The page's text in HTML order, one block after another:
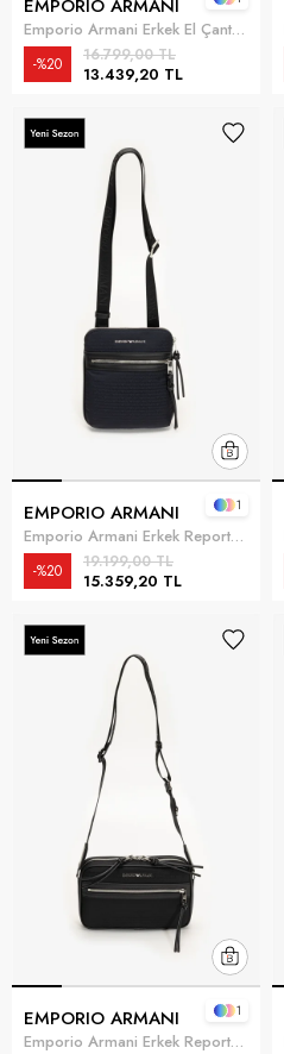
EMPORIO ARMANI
Emporio Armani Erkek El Çantası Lacivert
13.439,20 TL
16.799,00 TL
%20
EMPORIO ARMANI
Emporio Armani Erkek Reporter Çanta Lacivert
15.359,20 TL
19.199,00 TL
%20
1
EMPORIO ARMANI
Emporio Armani Erkek Reporter Çanta Siyah
1